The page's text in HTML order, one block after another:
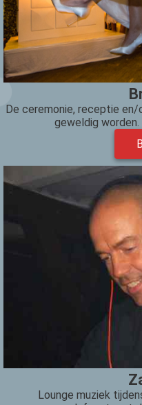
De ceremonie, receptie
geweldig
Lounge muziek